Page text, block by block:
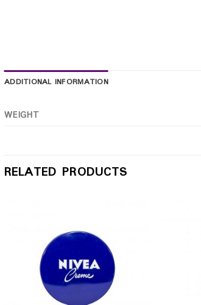
ADDITIONAL INFORMATION
WEIGHT
RELATED PRODUCTS